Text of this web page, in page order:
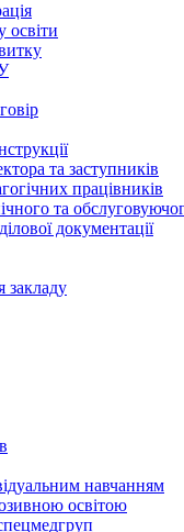
та заступників
працівників
та
документації
закладу
навчанням
освітою